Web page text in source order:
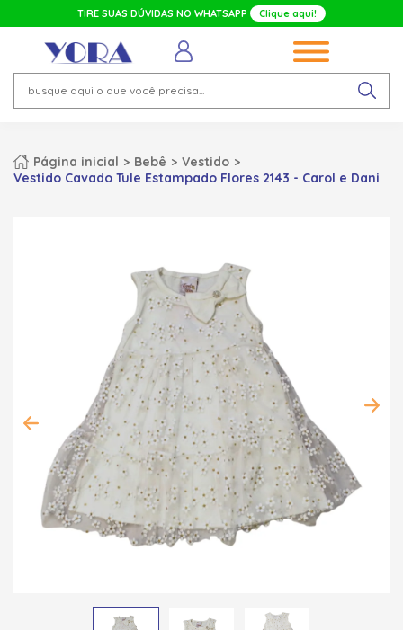
TIRE SUAS DÚVIDAS NO WHATSAPP Clique aqui!
Página inicial Bebê
Vestido
Vestido Cavado Tule Estampado Flores 2143 - Carol e Dani